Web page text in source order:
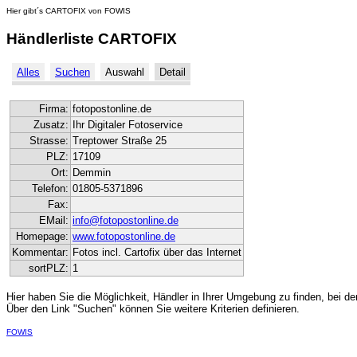
Hier gibt´s CARTOFIX von FOWIS
Händlerliste CARTOFIX
Alles Suchen Auswahl Detail
Firma: fotopostonline.de
Zusatz:
Ihr Digitaler Fotoservice
Strasse: Treptower Straße 25
PLZ: 17109
Ort: Demmin
Telefon: 01805-5371896
Fax:
EMail: info@fotopostonline.de
Homepage: www.fotopostonline.de
Kommentar: Fotos incl. Cartofix über das Internet
sortPLZ: 1
Hier haben Sie die Möglichkeit, Händler in Ihrer Umgebung zu finden, bei
Über den Link "Suchen" können Sie weitere Kriterien definieren.
FOWIS